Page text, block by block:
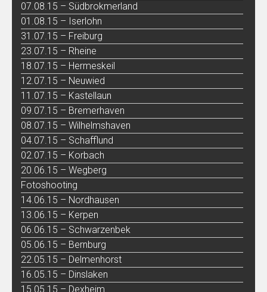
07.08.15 – Südbrokmerland
01.08.15 – Iserlohn
31.07.15 – Freiburg
23.07.15 – Rheine
18.07.15 – Hermeskeil
12.07.15 – Neuwied
11.07.15 – Kastellaun
09.07.15 – Bremerhaven
08.07.15 – Wilhelmshaven
04.07.15 – Schafflund
02.07.15 – Korbach
20.06.15 – Wegberg
Fotoshooting
14.06.15 – Nordhausen
13.06.15 – Kerpen
06.06.15 – Schwarzenbek
05.06.15 – Bernburg
22.05.15 – Delmenhorst
16.05.15 – Dinslaken
15.05.15 – Dexheim